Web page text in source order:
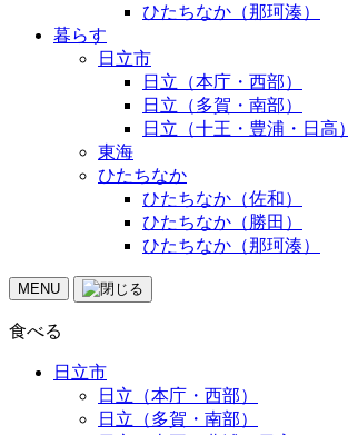
ひたちなか（那珂湊）
暮らす
日立市
日立（本庁・西部）
日立（多賀・南部）
日立（十王・豊浦・日高）
東海
ひたちなか
ひたちなか（佐和）
ひたちなか（勝田）
ひたちなか（那珂湊）
MENU
食べる
日立市
日立（本庁・西部）
日立（多賀・南部）